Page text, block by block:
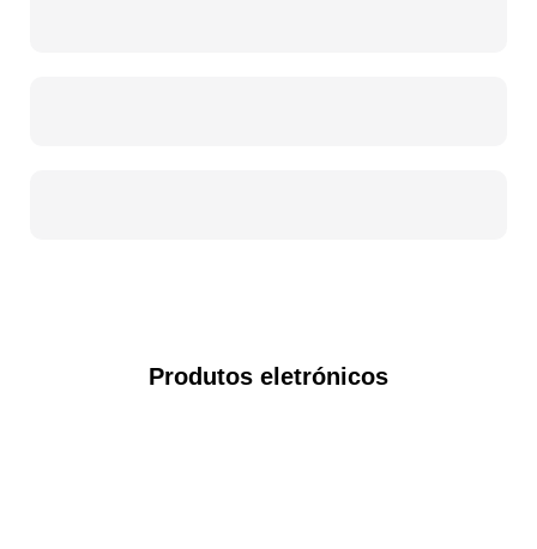
Produtos eletrónicos